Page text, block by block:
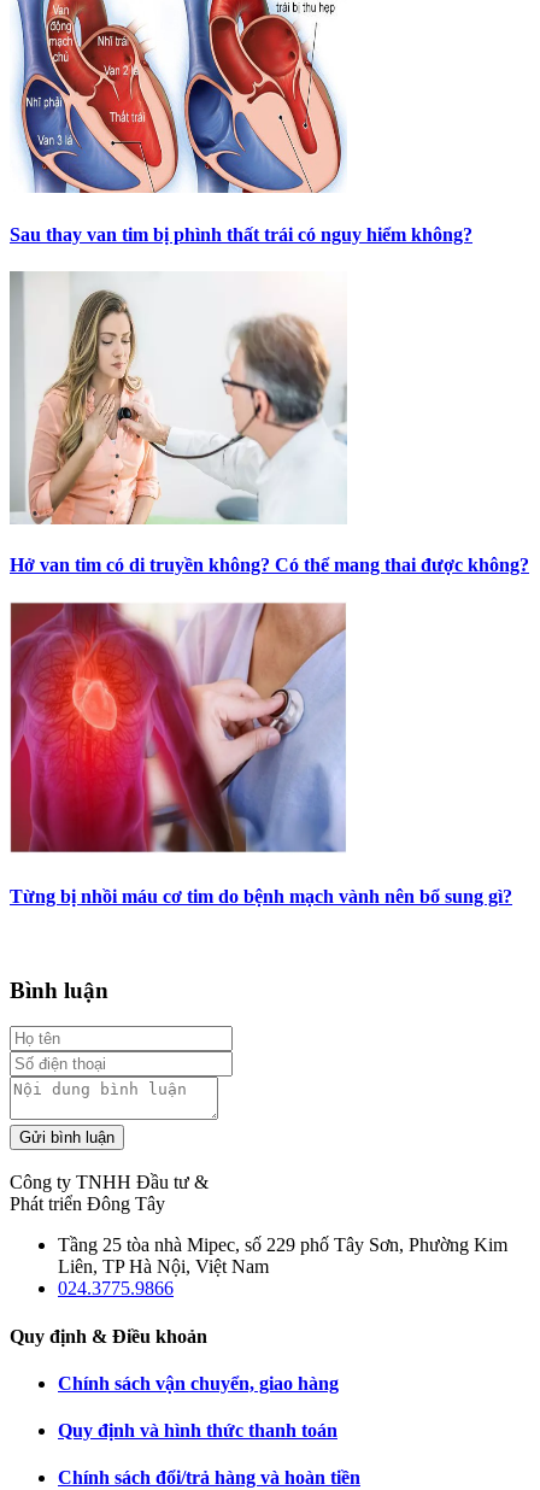
Sau thay van tim bị phình thất trái có nguy hiểm không?
Hở van tim có di truyền không? Có thể mang thai được không?
Từng bị nhồi máu cơ tim do bệnh mạch vành nên bổ sung gì?
Bình luận
Gửi bình luận
Công ty TNHH Đầu tư &
Phát triển Đông Tây
Tầng 25 tòa nhà Mipec, số 229 phố Tây Sơn, Phường Kim
Liên, TP Hà Nội, Việt Nam
024.3775.9866
Quy định & Điều khoản
Chính sách vận chuyển, giao hàng
Quy định và hình thức thanh toán
Chính sách đổi/trả hàng và hoàn tiền